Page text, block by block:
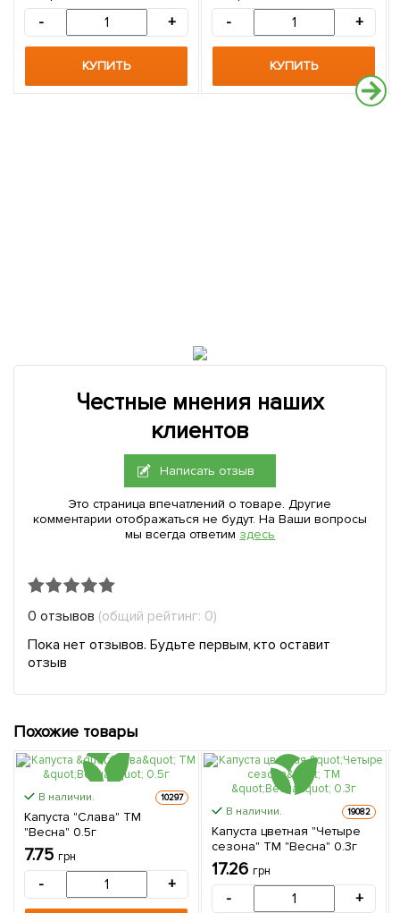
- +
КУПИТЬ
- +
КУПИТЬ
Честные мнения наших
клиентов
Написать отзыв
Это страница впечатлений о товаре. Другие
комментарии отображаться не будут. На Ваши вопросы
мы всегда ответим здесь
0 отзывов (общий рейтинг: 0)
Пока нет отзывов. Будьте первым, кто оставит
отзыв
Похожие товары
В наличии. 10297
Капуста "Слава" ТМ
"Весна" 0.5г
7.75 грн
- +
В наличии. 19082
Капуста цветная "Четыре
сезона" ТМ "Весна" 0.3г
17.26 грн
- +